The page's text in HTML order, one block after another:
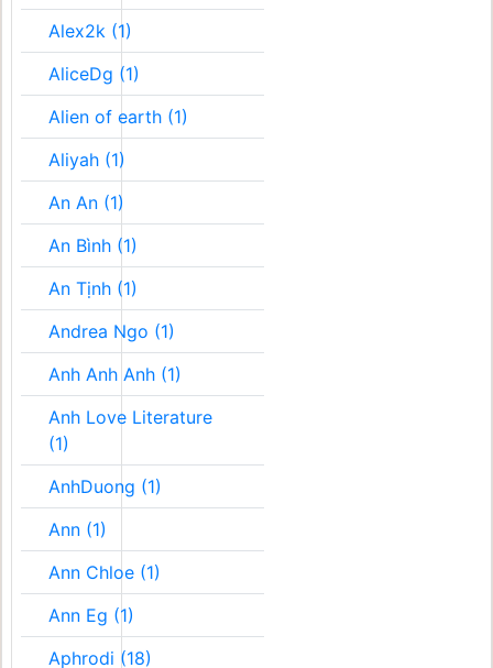
Alex2k (1)
AliceDg (1)
Alien of earth (1)
Aliyah (1)
An An (1)
An Bình (1)
An Tịnh (1)
Andrea Ngo (1)
Anh Anh Anh (1)
Anh Love Literature
(1)
AnhDuong (1)
Ann (1)
Ann Chloe (1)
Ann Eg (1)
Aphrodi (18)